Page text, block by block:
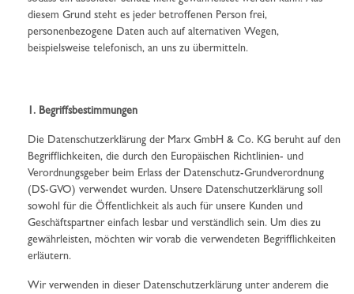
diesem Grund steht es jeder betroffenen Person frei,
personenbezogene Daten auch auf alternativen Wegen,
beispielsweise telefonisch, an uns zu übermitteln.
1. Begriffsbestimmungen
Die Datenschutzerklärung der Marx GmbH & Co. KG beruht auf den
Begrifflichkeiten, die durch den Europäischen Richtlinien- und
Verordnungsgeber beim Erlass der Datenschutz-Grundverordnung
(DS-GVO) verwendet wurden. Unsere Datenschutzerklärung soll
sowohl für die Öffentlichkeit als auch für unsere Kunden und
Geschäftspartner einfach lesbar und verständlich sein. Um dies zu
gewährleisten, möchten wir vorab die verwendeten Begrifflichkeiten
erläutern.
Wir verwenden in dieser Datenschutzerklärung unter anderem die